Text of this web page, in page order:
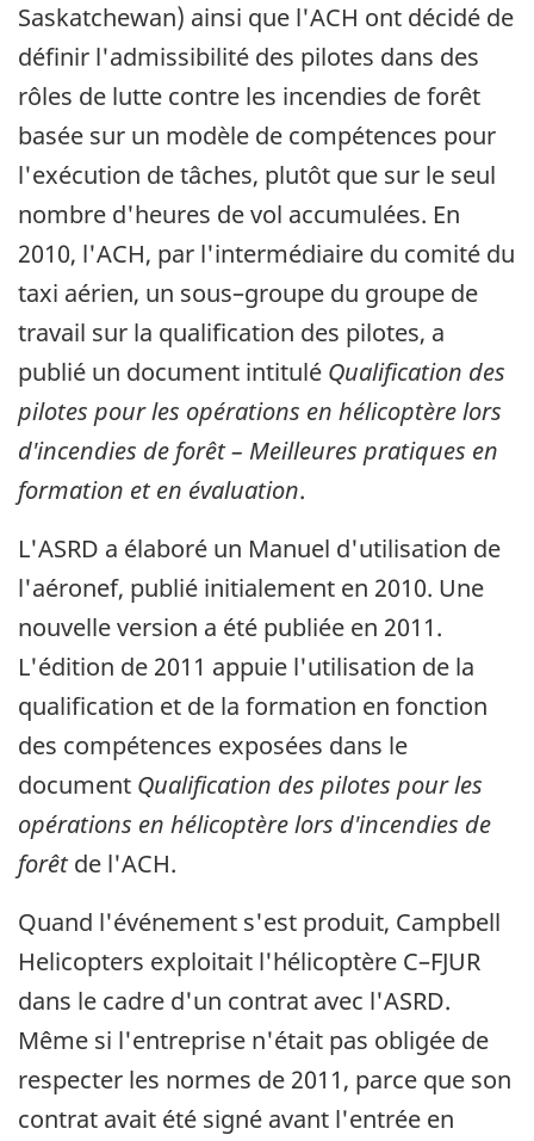
Saskatchewan) ainsi que l'ACH ont décidé de
définir l'admissibilité des pilotes dans des
rôles de lutte contre les incendies de forêt
basée sur un modèle de compétences pour
l'exécution de tâches, plutôt que sur le seul
nombre d'heures de vol accumulées. En
2010, l'ACH, par l'intermédiaire du comité du
taxi aérien, un sous–groupe du groupe de
travail sur la qualification des pilotes, a
publié un document intitulé Qualification des
pilotes pour les opérations en hélicoptère lors
d'incendies de forêt – Meilleures pratiques en
formation et en évaluation.
L'ASRD a élaboré un Manuel d'utilisation de
l'aéronef, publié initialement en 2010. Une
nouvelle version a été publiée en 2011.
L'édition de 2011 appuie l'utilisation de la
qualification et de la formation en fonction
des compétences exposées dans le
document Qualification des pilotes pour les
opérations en hélicoptère lors d'incendies de
forêtde l'ACH.
Quand l'événement s'est produit, Campbell
Helicopters exploitait l'hélicoptère C–FJUR
dans le cadre d'un contrat avec l'ASRD.
Même si l'entreprise n'était pas obligée de
respecter les normes de 2011, parce que son
contrat avait été signé avant l'entrée en